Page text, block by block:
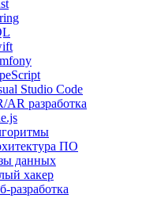
Studio Code
AR разработка
ПО
данных
хакер
разработка